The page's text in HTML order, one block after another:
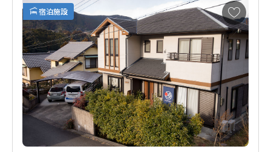
ス・トイレ・キッチン共用の個室プランをご用意しておりま
す。
宿泊施設
お
気
に
入
り
に
追
加